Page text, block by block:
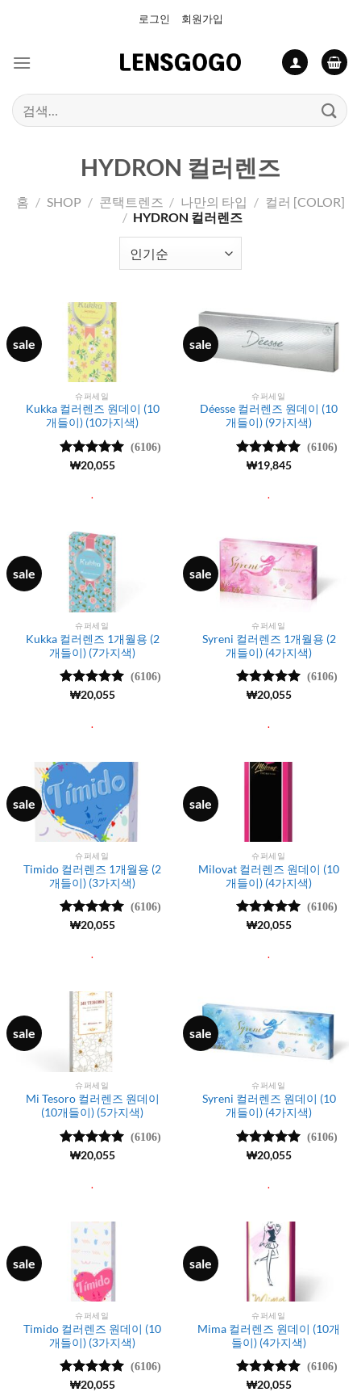
로그인 회원가입
검
색:
HYDRON 컬러렌즈
홈 / SHOP / 콘택트렌즈 / 나만의 타입 / 컬러 [COLOR]
/ HYDRON 컬러렌즈
sale
슈퍼세일
Kukka 컬러렌즈 원데이 (10
개들이) (10가지색)
5 중에서
(6106)
₩20,055
.
sale
슈퍼세일
Déesse 컬러렌즈 원데이 (10
개들이) (9가지색)
5 중에서
(6106)
₩19,845
.
sale
슈퍼세일
Kukka 컬러렌즈 1개월용 (2
개들이) (7가지색)
5 중에서
(6106)
₩20,055
.
sale
슈퍼세일
Syreni 컬러렌즈 1개월용 (2
개들이) (4가지색)
5 중에서
(6106)
₩20,055
.
sale
슈퍼세일
Timido 컬러렌즈 1개월용 (2
개들이) (3가지색)
5 중에서
(6106)
₩20,055
.
sale
슈퍼세일
Milovat 컬러렌즈 원데이 (10
개들이) (4가지색)
5 중에서
(6106)
₩20,055
.
sale
슈퍼세일
Mi Tesoro 컬러렌즈 원데이
(10개들이) (5가지색)
5 중에서
(6106)
₩20,055
.
sale
슈퍼세일
Syreni 컬러렌즈 원데이 (10
개들이) (4가지색)
5 중에서
(6106)
₩20,055
.
sale
슈퍼세일
Timido 컬러렌즈 원데이 (10
개들이) (3가지색)
5 중에서
(6106)
₩20,055
sale
슈퍼세일
Mima 컬러렌즈 원데이 (10개
들이) (4가지색)
5 중에서
(6106)
₩20,055